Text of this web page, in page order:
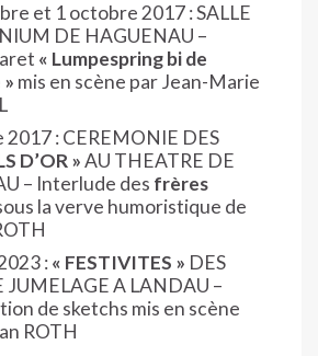
et 1 octobre 2017 : SALLE
DE HAGUENAU –
« Lumpespring bi de
mis en scène par Jean-Marie
: CEREMONIE DES
D’OR »AU THEATRE DE
– Interlude des frères
la verve humoristique de
:« FESTIVITES » DES
JUMELAGE A LANDAU –
de sketchs mis en scène
ROTH